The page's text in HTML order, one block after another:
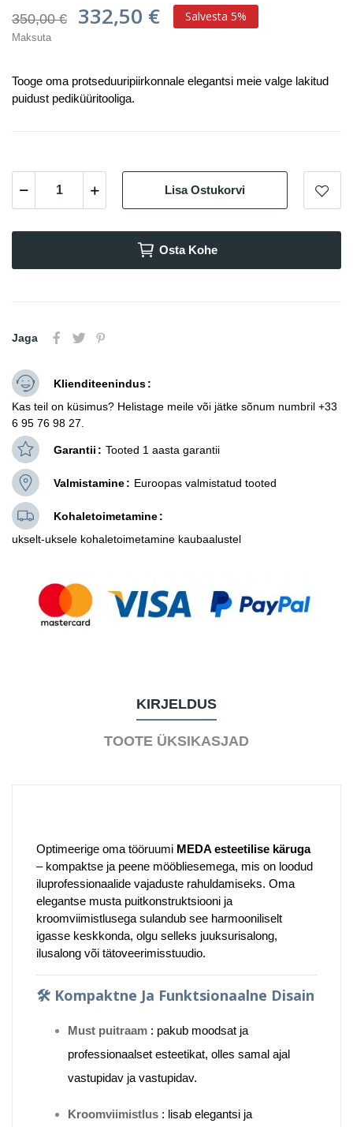
350,00 € 332,50 € Salvesta 5%
Maksuta
Tooge oma protseduuripiirkonnale elegantsi meie valge lakitud
puidust pediküüritooliga.
Lisa Ostukorvi
Osta Kohe
Jaga
Klienditeenindus
Kas teil on küsimus? Helistage meile või jätke sõnum numbril +33
6 95 76 98 27.
Garantii Tooted 1 aasta garantii
Valmistamine Euroopas valmistatud tooted
Kohaletoimetamine
ukselt-uksele kohaletoimetamine kaubaalustel
KIRJELDUS
TOOTE ÜKSIKASJAD
Optimeerige oma tööruumi MEDA esteetilise käruga
– kompaktse ja peene mööbliesemega, mis on loodud
iluprofessionaalide vajaduste rahuldamiseks. Oma
elegantse musta puitkonstruktsiooni ja
kroomviimistlusega sulandub see harmooniliselt
igasse keskkonda, olgu selleks juuksurisalong,
ilusalong või tätoveerimisstuudio.
🛠️ Kompaktne Ja Funktsionaalne Disain
Must puitraam : pakub moodsat ja
professionaalset esteetikat, olles samal ajal
vastupidav ja vastupidav.
Kroomviimistlus : lisab elegantsi ja